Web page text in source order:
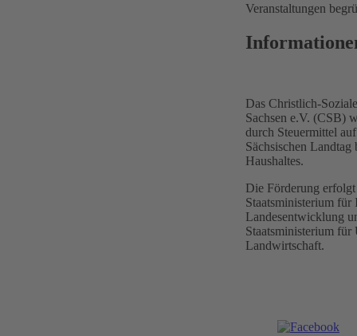
Veranstaltungen
Das Christlich-
Sachsen e.V. (CSB)
durch Steuermittel
Sächsischen Landtag
Haushaltes.
Die Förderung erfolgt
Staatsministerium
Landesentwicklung
Staatsministerium
Landwirtschaft.